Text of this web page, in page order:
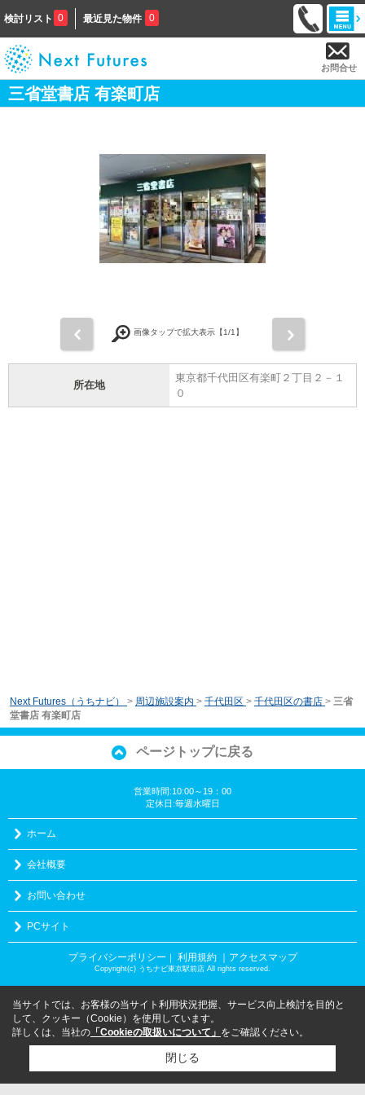
検討リスト 0 最近見た物件 0
お問合せ
三省堂書店 有楽町店
画像タップで拡大表示【1/1】
所在地
東京都千代田区有楽町２丁目２－１
０
Next Futures（うちナビ） > 周辺施設案内 > 千代田区 > 千代田区の書店 > 三省
堂書店 有楽町店
ページトップに戻る
営業時間:10:00～19：00
定休日:毎週水曜日
ホーム
会社概要
お問い合わせ
PCサイト
プライバシーポリシー ｜ 利用規約 ｜アクセスマップ
Copyright(c) うちナビ東京駅前店 All rights reserved.
当サイトでは、お客様の当サイト利用状況把握、サービス向上検討を目的と
して、クッキー（Cookie）を使用しています。
詳しくは、当社の 「Cookieの取扱いについて」 をご確認ください。
閉じる